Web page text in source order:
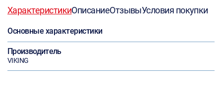
ХарактеристикиОписаниеОтзывыУсловия покупки
Основные характеристики
Производитель
VIKING